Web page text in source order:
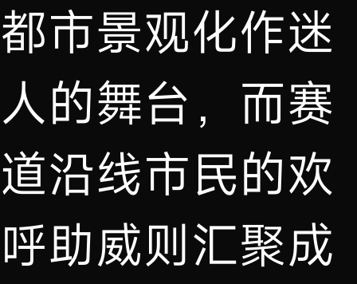
都市景观化作迷
人的舞台，而赛
道沿线市民的欢
呼助威则汇聚成